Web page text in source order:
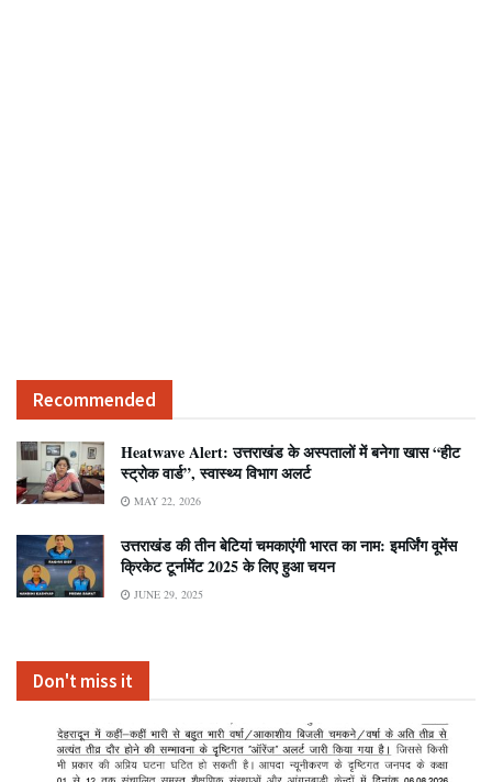
Recommended
Heatwave Alert: उत्तराखंड के अस्पतालों में बनेगा खास “हीट
स्ट्रोक वार्ड”, स्वास्थ्य विभाग अलर्ट
MAY 22, 2026
उत्तराखंड की तीन बेटियां चमकाएंगी भारत का नाम: इमर्जिंग वूमेंस
क्रिकेट टूर्नामेंट 2025 के लिए हुआ चयन
JUNE 29, 2025
Don't miss it